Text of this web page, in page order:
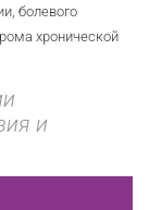
болевого
хронической
и